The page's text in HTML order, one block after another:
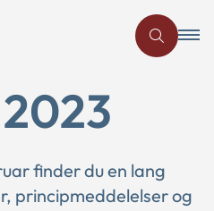
finder du en lang
principmeddelelser og